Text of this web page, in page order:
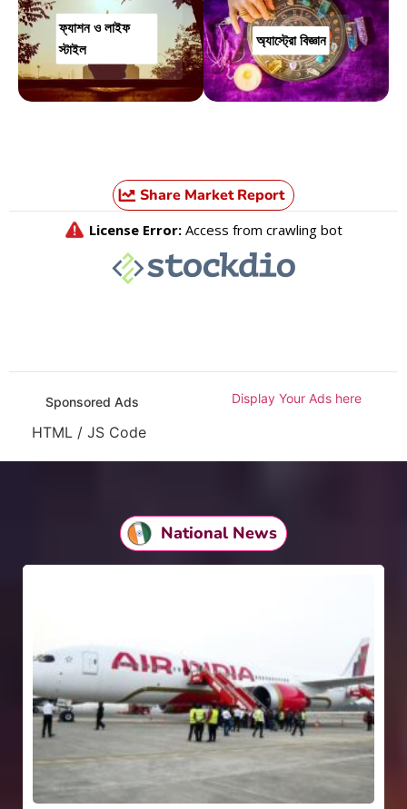
ফ্যাশন ও লাইফ
স্টাইল
অ্যাস্ট্রো বিজ্ঞান
Share Market Report
Sponsored Ads Display Your Ads here
HTML / JS Code
National News